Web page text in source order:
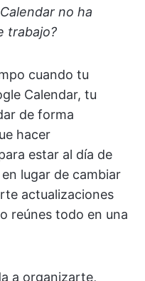
no ha
trabajo?
cuando tu
Calendar, tu
de forma
hacer
estar al día de
lugar de cambiar
actualizaciones
reúnes todo en una
a organizarte,